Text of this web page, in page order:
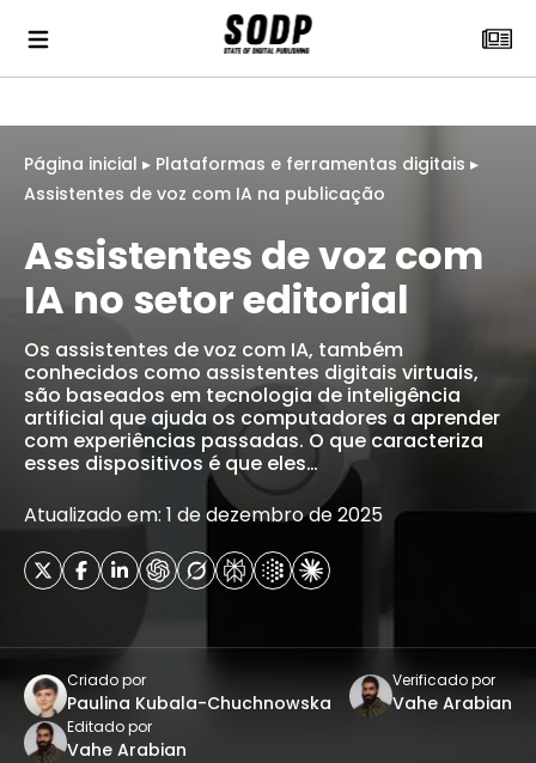
Página inicial ▸ Plataformas e ferramentas digitais ▸
Assistentes de voz com IA na publicação
Assistentes de voz com
IA no setor editorial
Os assistentes de voz com IA, também
conhecidos como assistentes digitais virtuais,
são baseados em tecnologia de inteligência
artificial que ajuda os computadores a aprender
com experiências passadas. O que caracteriza
esses dispositivos é que eles…
Atualizado em: 1 de dezembro de 2025
Criado por
Paulina Kubala-Chuchnowska
Verificado por
Vahe Arabian
Editado por
Vahe Arabian